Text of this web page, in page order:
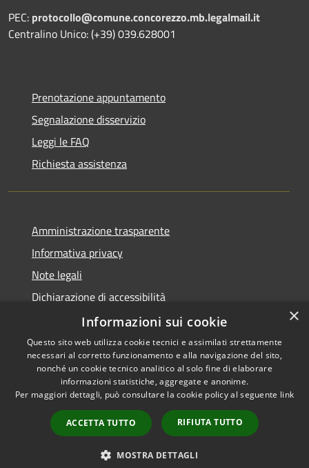
PEC: protocollo@comune.concorezzo.mb.legalmail.it
Centralino Unico: (+39) 039.628001
Prenotazione appuntamento
Segnalazione disservizio
Leggi le FAQ
Richiesta assistenza
Amministrazione trasparente
Informativa privacy
Note legali
Dichiarazione di accessibilità
Whistleblowing
RSS
Accessibilità
Copyright © 2026 • Comune di
Concorezzo • Powered by
Municipium•
Accesso
redazione
×
Informazioni sui cookie
Questo sito web utilizza cookie tecnici e assimilati strettamente
necessari al corretto funzionamento e alla navigazione del sito,
nonché un cookie tecnico analitico al solo fine di elaborare
informazioni statistiche, aggregate e anonime.
Per maggiori dettagli, può consultare la cookie policy al seguente link
ACCETTA TUTTO RIFIUTA TUTTO
MOSTRA DETTAGLI